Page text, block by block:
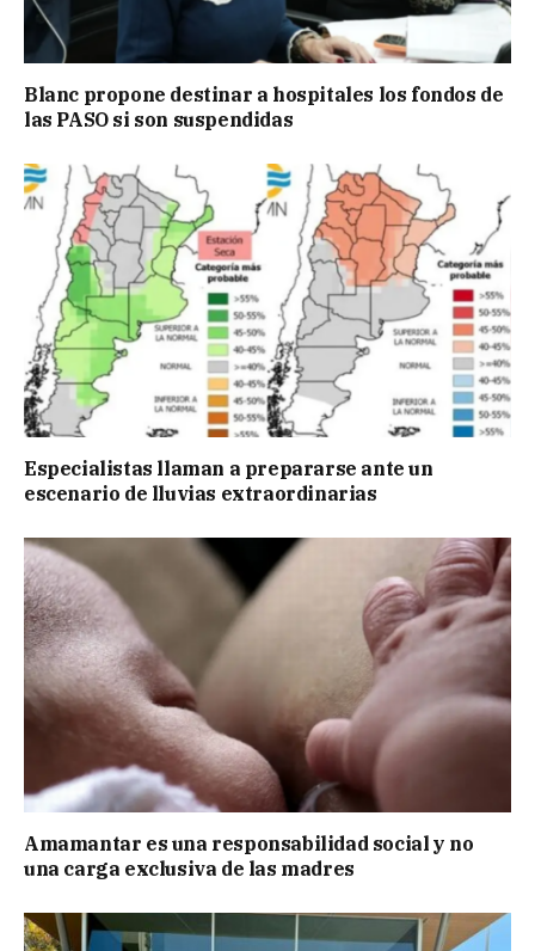
Blanc propone destinar a hospitales los fondos de
las PASO si son suspendidas
Especialistas llaman a prepararse ante un
escenario de lluvias extraordinarias
Amamantar es una responsabilidad social y no
una carga exclusiva de las madres